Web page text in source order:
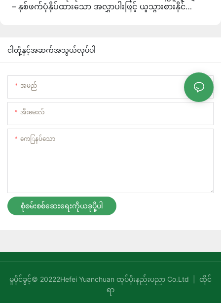
– နှစ်ဖက်ပုံနှိပ်ထားသော အလွှာပါးဖြင့် ယူသွားစားနိုင်သော
ငါတို့နှင့်အဆက်အသွယ်လုပ်ပါ
အမည်
အီးမေးလ်
ကေြနပ်သော
စုံစမ်းစစ်ဆေးရေးကိုယခုပို့ပါ
မူပိုင်ခွင့်© 20222Hefei Yuanchuan ထုပ်ပိုးနည်းပညာ Co.Ltd |
ထိုင်
ရာ